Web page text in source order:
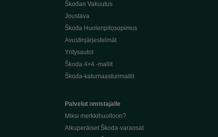
Škodan Vakuutus
Joustava
Škoda Huolenpitosopimus
Avustinjärjestelmät
Yritysautot
Škoda 4×4 -mallit
Škoda-katumaasturimallit
Palvelut omistajalle
Miksi merkkihuoltoon?
Alkuperäiset Škoda-varaosat